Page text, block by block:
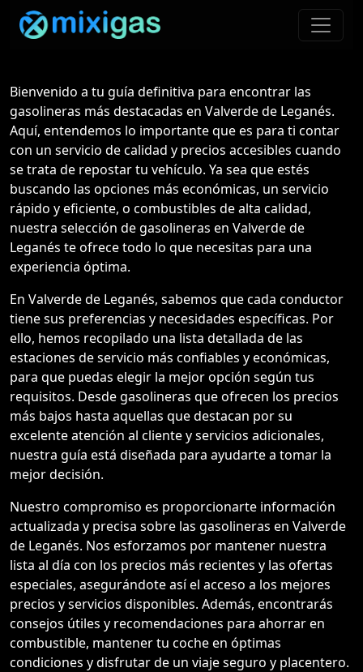
Bienvenido a tu guía definitiva para encontrar las
gasolineras más destacadas en Valverde de Leganés.
Aquí, entendemos lo importante que es para ti contar
con un servicio de calidad y precios accesibles cuando
se trata de repostar tu vehículo. Ya sea que estés
buscando las opciones más económicas, un servicio
rápido y eficiente, o combustibles de alta calidad,
nuestra selección de gasolineras en Valverde de
Leganés te ofrece todo lo que necesitas para una
experiencia óptima.
En Valverde de Leganés, sabemos que cada conductor
tiene sus preferencias y necesidades específicas. Por
ello, hemos recopilado una lista detallada de las
estaciones de servicio más confiables y económicas,
para que puedas elegir la mejor opción según tus
requisitos. Desde gasolineras que ofrecen los precios
más bajos hasta aquellas que destacan por su
excelente atención al cliente y servicios adicionales,
nuestra guía está diseñada para ayudarte a tomar la
mejor decisión.
Nuestro compromiso es proporcionarte información
actualizada y precisa sobre las gasolineras en Valverde
de Leganés. Nos esforzamos por mantener nuestra
lista al día con los precios más recientes y las ofertas
especiales, asegurándote así el acceso a los mejores
precios y servicios disponibles. Además, encontrarás
consejos útiles y recomendaciones para ahorrar en
combustible, mantener tu coche en óptimas
condiciones y disfrutar de un viaje seguro y placentero.